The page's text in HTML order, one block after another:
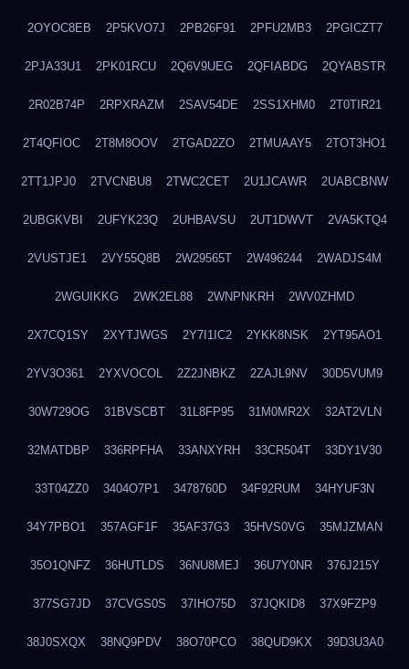
2OYOC8EB 2P5KVO7J 2PB26F91 2PFU2MB3 2PGICZT7
2PJA33U1 2PK01RCU 2Q6V9UEG 2QFIABDG 2QYABSTR
2R02B74P 2RPXRAZM 2SAV54DE 2SS1XHM0 2T0TIR21
2T4QFIOC 2T8M8OOV 2TGAD2ZO 2TMUAAY5 2TOT3HO1
2TT1JPJ0 2TVCNBU8 2TWC2CET 2U1JCAWR 2UABCBNW
2UBGKVBI 2UFYK23Q 2UHBAVSU 2UT1DWVT 2VA5KTQ4
2VUSTJE1 2VY55Q8B 2W29565T 2W496244 2WADJS4M
2WGUIKKG 2WK2EL88 2WNPNKRH 2WV0ZHMD
2X7CQ1SY 2XYTJWGS 2Y7I1IC2 2YKK8NSK 2YT95AO1
2YV3O361 2YXVOCOL 2Z2JNBKZ 2ZAJL9NV 30D5VUM9
30W729OG 31BVSCBT 31L8FP95 31M0MR2X 32AT2VLN
32MATDBP 336RPFHA 33ANXYRH 33CR504T 33DY1V30
33T04ZZ0 3404O7P1 3478760D 34F92RUM 34HYUF3N
34Y7PBO1 357AGF1F 35AF37G3 35HVS0VG 35MJZMAN
35O1QNFZ 36HUTLDS 36NU8MEJ 36U7Y0NR 376J215Y
377SG7JD 37CVGS0S 37IHO75D 37JQKID8 37X9FZP9
38J0SXQX 38NQ9PDV 38O70PCO 38QUD9KX 39D3U3A0